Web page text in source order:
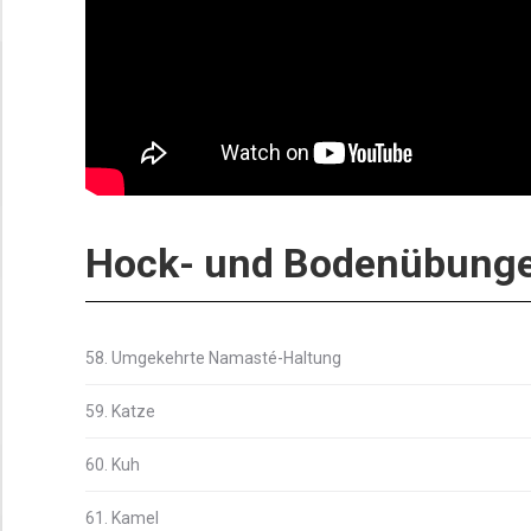
Hock- und
58. Umgekehrte Namasté-Haltung
59. Katze
60. Kuh
61. Kamel